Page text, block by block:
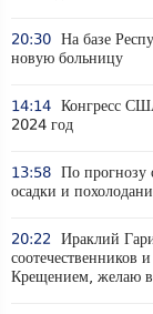
20:30 На базе
новую больницу
14:14 Конгресс
2024 год
13:58 По прогнозу
осадки и
20:22
Ираклий
соотечественников
Крещением, желаю